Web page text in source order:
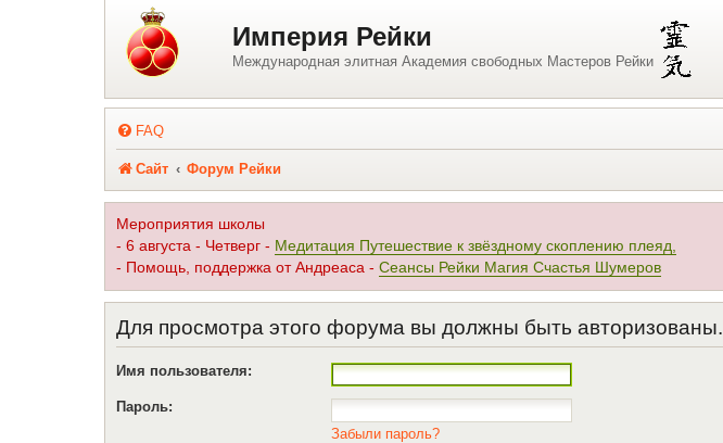
Регистрация Империя Рейки
Международная элитная Академия свободных Мастеров Рейки
FAQ
Сайт Форум Рейки
Мероприятия школы
- 6 августа - Четверг - Медитация Путешествие к звёздному скоплению плеяд,
- Помощь, поддержка от Андреаса - Сеансы Рейки Магия Счастья Шумеров
Для просмотра этого форума вы должны быть авторизованы.
Имя пользователя:
Пароль:
Забыли пароль?